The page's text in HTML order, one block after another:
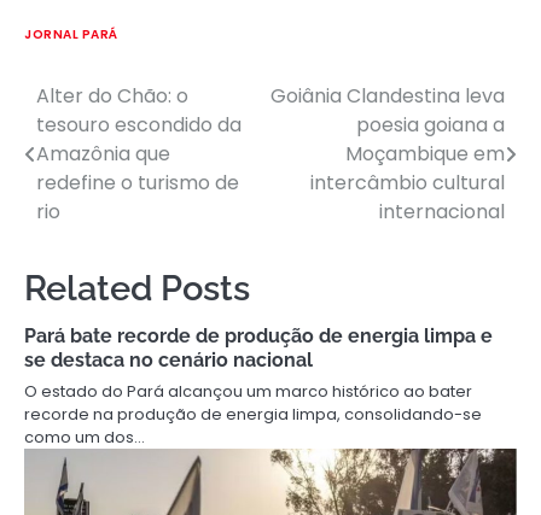
JORNAL PARÁ
Post
navigation
Alter do Chão: o
tesouro escondido da
Amazônia que
redefine o turismo de
rio
Goiânia Clandestina leva
poesia goiana a
Moçambique em
intercâmbio cultural
internacional
Related Posts
Pará bate recorde de produção de energia limpa e
se destaca no cenário nacional
O estado do Pará alcançou um marco histórico ao bater
recorde na produção de energia limpa, consolidando-se
como um dos…